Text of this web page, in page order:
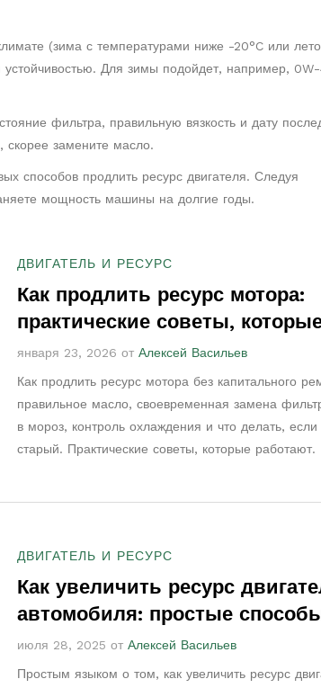
(зима с температурами ниже -20°C или
Для зимы подойдет, например,
фильтра, правильную вязкость и дату
скорее замените масло.
способов продлить ресурс двигателя. Следуя
мощность машины на долгие годы.
ДВИГАТЕЛЬ И РЕСУРС
Как продлить ресурс мотора:
практические советы,
работают
января 23, 2026 от Алексей Васильев
Как продлить ресурс мотора без капитального
правильное масло, своевременная замена
в мороз, контроль охлаждения и что делать,
старый. Практические советы, которые работают.
ДВИГАТЕЛЬ И РЕСУРС
Как увеличить ресурс
автомобиля: простые
продлить жизнь мотора
июля 28, 2025 от Алексей Васильев
Простым языком о том, как увеличить ресурс